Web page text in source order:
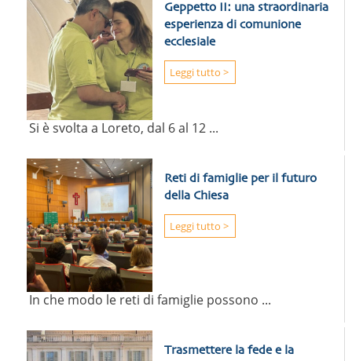
Geppetto II: una straordinaria
esperienza di comunione
ecclesiale
Si è svolta a Loreto, dal 6 al 12 ...
Leggi tutto >
Reti di famiglie per il futuro
della Chiesa
In che modo le reti di famiglie possono ...
Leggi tutto >
Trasmettere la fede e la